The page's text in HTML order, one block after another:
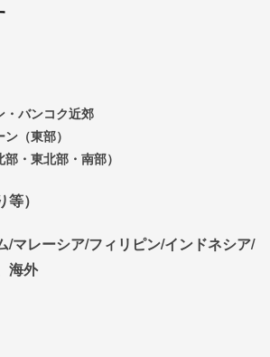
・バンコク近郊
（東部）
・東北部・南部）
）
/マレーシア/フィリピン/インドネシア/
海外